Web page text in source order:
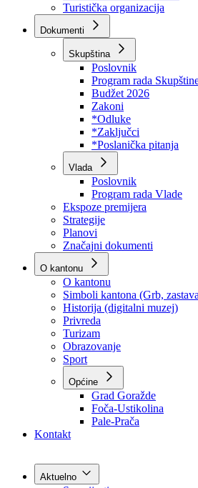
Agencija za privatizaciju
Arhiv kantona
Kantonalni stambeni fond
Turistička organizacija
Dokumenti
Skupština
Poslovnik
Program rada Skupštine
Budžet 2026
Zakoni
*Odluke
*Zaključci
*Poslanička pitanja
Vlada
Poslovnik
Program rada Vlade
Ekspoze premijera
Strategije
Planovi
Značajni dokumenti
O kantonu
O kantonu
Simboli kantona (Grb, zastava)
Historija (digitalni muzej)
Privreda
Turizam
Obrazovanje
Sport
Općine
Kontakt